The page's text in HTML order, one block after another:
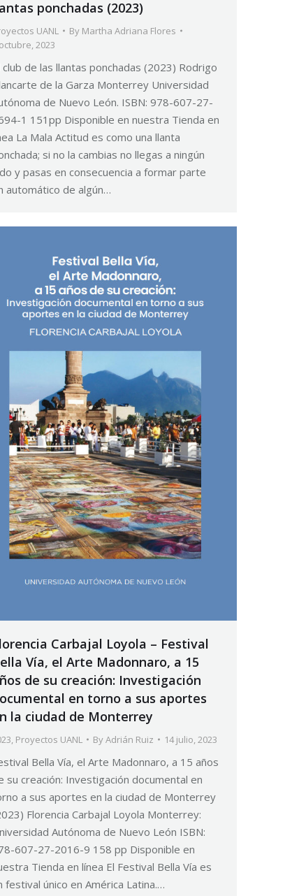
ponchadas (2023)
UANL By Martha Adriana Flores
2023
club de las llantas ponchadas (2023) Rodrigo
de la Garza Monterrey Universidad
de Nuevo León. ISBN: 978-607-27-
1 151pp Disponible en nuestra Tienda en
La Mala Actitud es como una llanta
si no la cambias no llegas a ningún
y pasas en consecuencia a formar parte
automático de algún…
Carbajal Loyola – Festival
Vía, el Arte Madonnaro, a 15
de su creación: Investigación
en torno a sus aportes
la ciudad de Monterrey
, Proyectos UANL ByAdrián Ruiz 14 julio, 2023
Bella Vía, el Arte Madonnaro, a 15 años
su creación: Investigación documental en
a sus aportes en la ciudad de Monterrey
Florencia Carbajal Loyola Monterrey:
Autónoma de Nuevo León ISBN:
607-27-2016-9 158 pp Disponible en
Tienda en línea El Festival Bella Vía es
festival único en América Latina.…